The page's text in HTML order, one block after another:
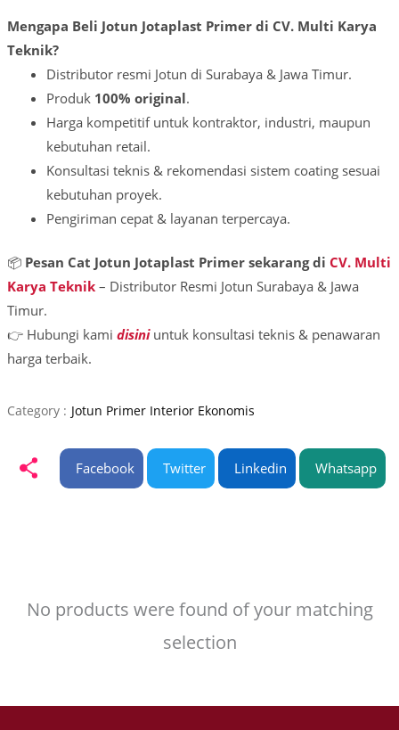
Mengapa Beli Jotun Jotaplast Primer di CV. Multi Karya
Teknik?
Distributor resmi Jotun di Surabaya & Jawa Timur.
Produk 100% original.
Harga kompetitif untuk kontraktor, industri, maupun
kebutuhan retail.
Konsultasi teknis & rekomendasi sistem coating sesuai
kebutuhan proyek.
Pengiriman cepat & layanan terpercaya.
📦 Pesan Cat Jotun Jotaplast Primer sekarang di CV. Multi
Karya Teknik– Distributor Resmi Jotun Surabaya & Jawa
Timur.
👉 Hubungi kami disiniuntuk konsultasi teknis & penawaran
harga terbaik.
Category : Jotun Primer Interior Ekonomis
Facebook Twitter Linkedin Whatsapp
No products were found of your matching
selection